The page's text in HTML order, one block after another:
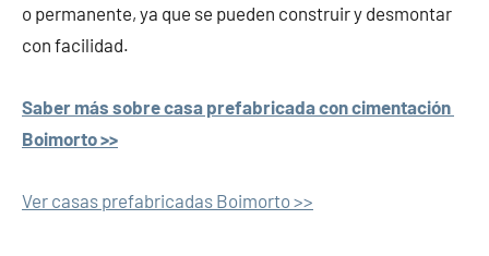
o permanente, ya que se pueden construir y desmontar
con facilidad.
Saber más sobre casa prefabricada con cimentación
Boimorto >>
Ver casas prefabricadas Boimorto >>